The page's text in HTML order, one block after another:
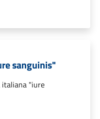
sanguinis"
italiana "iure